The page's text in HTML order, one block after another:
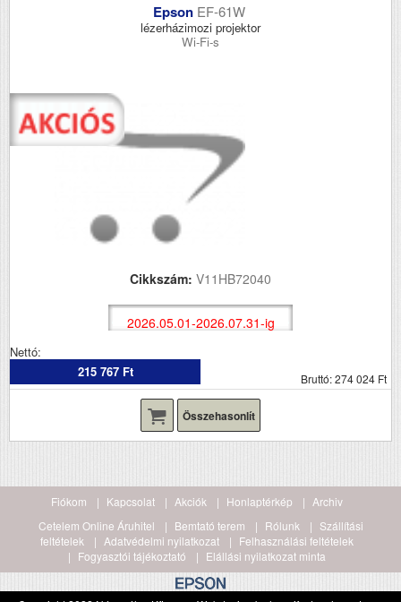
Epson EF-61W
lézerházimozi projektor
Wi-Fi-s
Cikkszám: V11HB72040
2026.05.01-2026.07.31-ig
Nettó:
215 767 Ft
Bruttó: 274 024 Ft
Összehasonlít
Fiókom Kapcsolat Akciók Honlaptérkép
Archiv
Cetelem Online Áruhitel
Bemtató terem Rólunk
Szállítási
feltételek
Adatvédelmi nyilatkozat
Felhasználási feltételek
Fogyasztói tájékoztató
Elállási nyilatkozat minta